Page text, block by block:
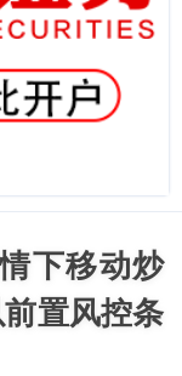
下移动炒
置风控条